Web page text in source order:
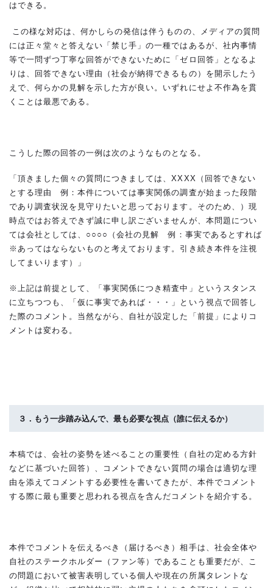
はできる。
この様な対応は、何かしらの発信は伴うものの、メディアの質問
には正々堂々と答えない「禁じ手」の一種ではあるが、社内事情
等で一問ずつ丁寧な回答ができないために「ゼロ回答」となるよ
りは、回答できない理由（社会が納得できるもの）を開示したう
えで、何らかの見解を示した方が良い。いずれにせよ不作為を貫
くことは最悪である。
こうした際の回答の一例は次のようなものとなる。
「頂きました個々の質問につきましては、XXXX（回答できない
とする理由 例：本件については事実関係の調査が始まった段階
であり調査状況を見守りたいと思っております。そのため、）現
時点ではお答えできず誠に申し訳ございませんが、本問題につい
ては会社としては、○○○○（会社の見解 例：事実であるとすれば
※あってはならないものと考えております。引き続き本件を注視
してまいります）」
※上記は前提として、「事実関係につき精査中」というスタンス
に立ちつつも、「仮に事実であれば・・・」という視点で回答し
た際のコメント。当然ながら、自社が設定した「前提」によりコ
メントは変わる。
３．もう一歩踏み込んで、最も必要な視点（誰に伝えるか）
本稿では、会社の姿勢を述べることの重要性（自社の定める方針
などに基づいた回答）、コメントできない質問の場合は適切な理
由を添えてコメントする必要性を書いてきたが、本件でコメント
する際に最も重要と思われる視点を含んだコメントを紹介する。
本件でコメントを伝えるべき（届けるべき）相手は、社会全体や
自社のステークホルダー（ファン等）であることも重要だが、こ
の問題において被害表明している個人や現在の所属タレントな